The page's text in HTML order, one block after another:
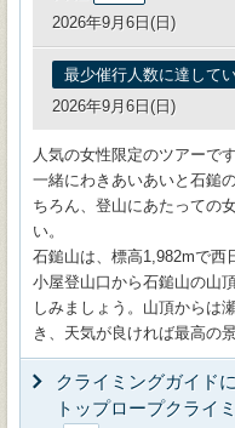
2026年9月6日(日)
最少催行人数に達して
2026年9月6日(日)
人気の女性限定のツアーで
一緒にわきあいあいと石鎚
ちろん、登山にあたっての
い。
石鎚山は、標高1,982mで西
小屋登山口から石鎚山の山
しみましょう。山頂からは
き、天気が良ければ最高の
クライミングガイド
トップロープクライ